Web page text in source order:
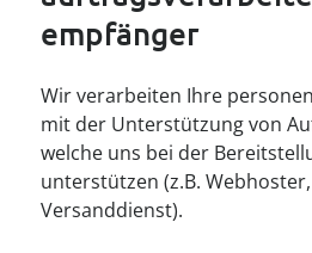
empfänger
Wir verarbeiten Ihre
mit der Unterstützung von
welche uns bei der
unterstützen (z.B.
Versanddienst).